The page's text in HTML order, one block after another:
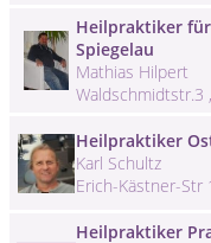
Heilpraktiker
Spiegelau
Mathias Hilpert
Waldschmidtstr.3
Heilpraktiker
Karl Schultz
Erich-Kästner-Str
Heilpraktiker